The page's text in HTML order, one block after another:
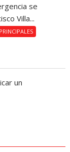
se
Villa...
PRINCIPALES
un